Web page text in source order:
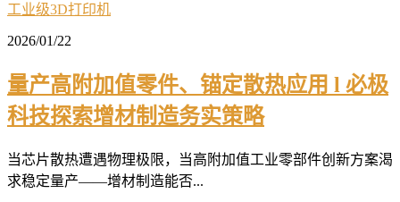
工业级3D打印机
2026/01/22
量产高附加值零件、锚定散热应用 l 必极
科技探索增材制造务实策略
当芯片散热遭遇物理极限，当高附加值工业零部件创新方案渴
求稳定量产——增材制造能否...